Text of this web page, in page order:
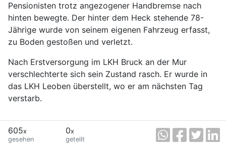
Pensionisten trotz angezogener Handbremse nach
hinten bewegte. Der hinter dem Heck stehende 78-
Jährige wurde von seinem eigenen Fahrzeug erfasst,
zu Boden gestoßen und verletzt.
Nach Erstversorgung im LKH Bruck an der Mur
verschlechterte sich sein Zustand rasch. Er wurde in
das LKH Leoben überstellt, wo er am nächsten Tag
verstarb.
605x
gesehen
0x
geteilt